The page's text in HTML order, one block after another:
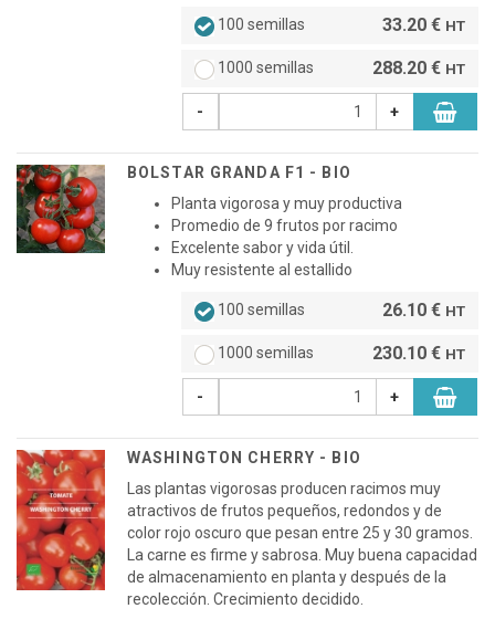
100 semillas 33.20 € HT
1000 semillas 288.20 € HT
- +
BOLSTAR GRANDA F1 - BIO
Planta vigorosa y muy productiva
Promedio de 9 frutos por racimo
Excelente sabor y vida útil.
Muy resistente al estallido
100 semillas 26.10 € HT
1000 semillas 230.10 € HT
- +
WASHINGTON CHERRY - BIO
Las plantas vigorosas producen racimos muy
atractivos de frutos pequeños, redondos y de
color rojo oscuro que pesan entre 25 y 30 gramos.
La carne es firme y sabrosa. Muy buena capacidad
de almacenamiento en planta y después de la
recolección. Crecimiento decidido.